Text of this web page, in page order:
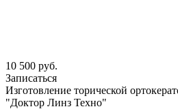
10 500 руб.
Записаться
Изготовление торической
"Доктор Линз Техно"